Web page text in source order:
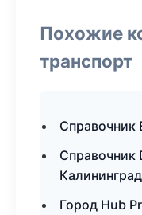
Похожие
транспорт
Калининград
Город Hub